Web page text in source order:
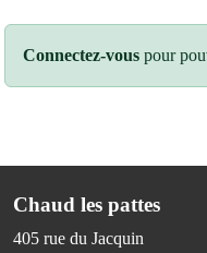
Connectez-vous pour
Chaud les pattes
405 rue du Jacquin